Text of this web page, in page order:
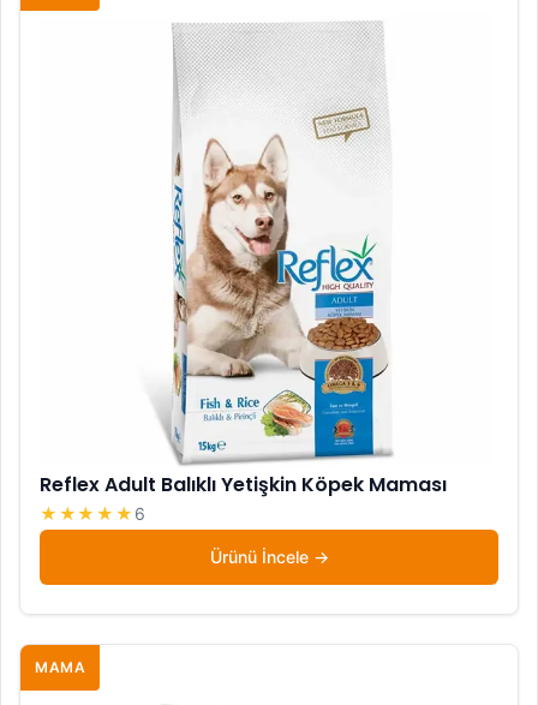
Reflex Adult Balıklı Yetişkin Köpek Maması
★★★★★ 6
Ürünü İncele
MAMA